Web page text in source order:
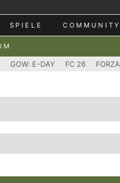
SPIELE COMMUNITY
GOW: E-DAY FC 26